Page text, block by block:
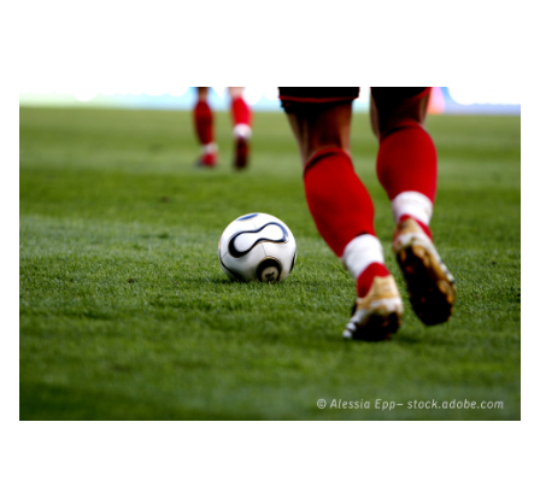
ZIELE
Redebeiträge
Anträge CDU
Kleine Anfragen
CDU Deutschland
CDU Fraktion im Brandenburger Landtag
CDU Brandenburg
CDU Potsdam